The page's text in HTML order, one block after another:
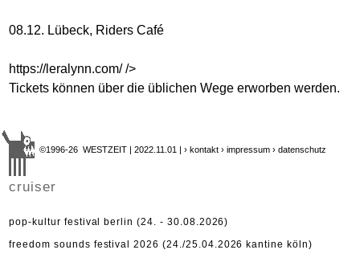
08.12. Lübeck, Riders Café
https://leralynn.com//>
Tickets können über die üblichen Wege erworben werden.
©1996-26 WESTZEIT | 2022.11.01 |› kontakt › impressum › datenschutz
cruiser
pop-kultur festival berlin (24. - 30.08.2026)
freedom sounds festival 2026 (24./25.04.2026 kantine köln)